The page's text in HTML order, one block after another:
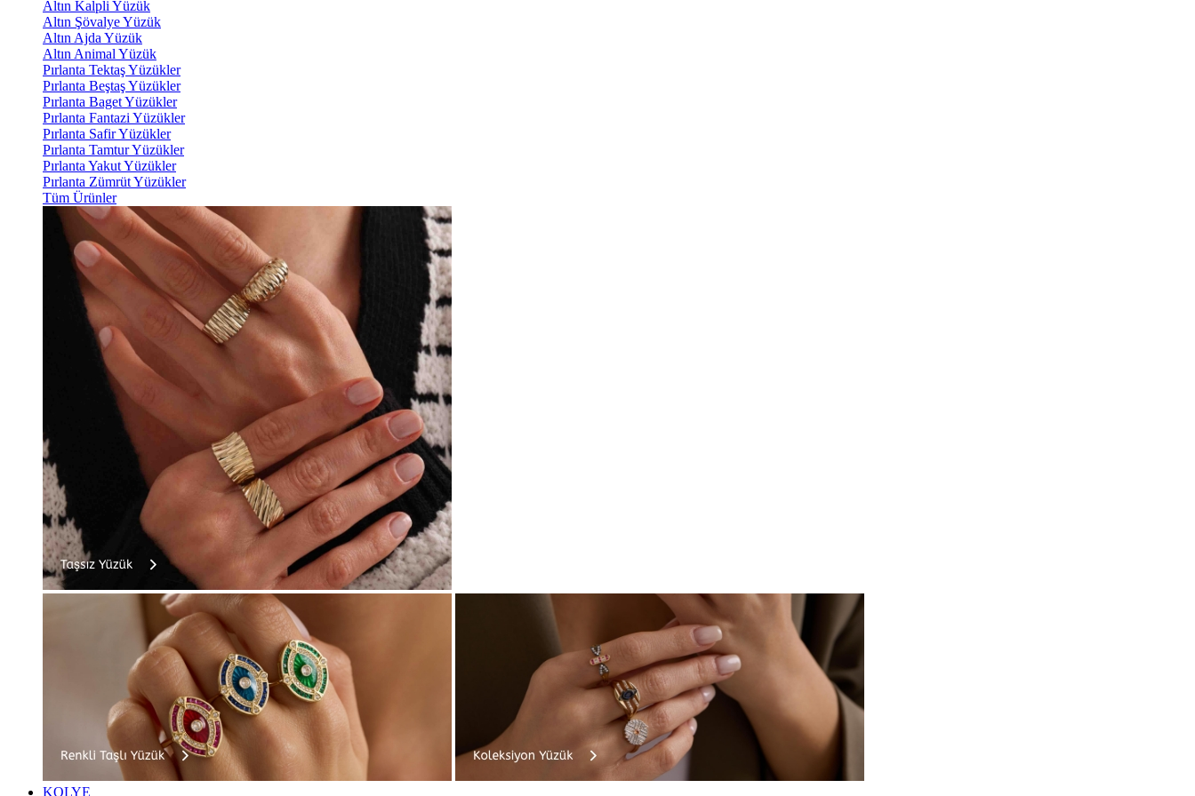
Altın Kalpli Yüzük
Altın Şövalye Yüzük
Altın Ajda Yüzük
Altın Animal Yüzük
Pırlanta Tektaş Yüzükler
Pırlanta Beştaş Yüzükler
Pırlanta Baget Yüzükler
Pırlanta Fantazi Yüzükler
Pırlanta Safir Yüzükler
Pırlanta Tamtur Yüzükler
Pırlanta Yakut Yüzükler
Pırlanta Zümrüt Yüzükler
Tüm Ürünler
KOLYE